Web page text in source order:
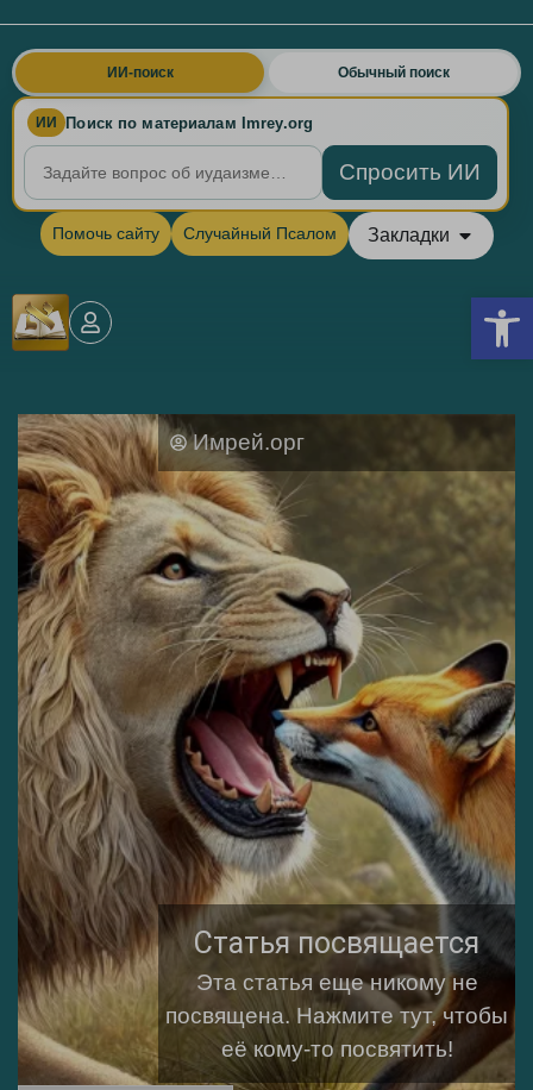
ИИ Поиск по материалам Imrey.org
Спросить ИИ
ИИ-поиск Обычный поиск
Помочь сайту Случайный Псалом Закладки
Имрей.орг
Статья посвящается
Эта статья еще никому не
посвящена. Нажмите тут, чтобы
её кому-то посвятить!